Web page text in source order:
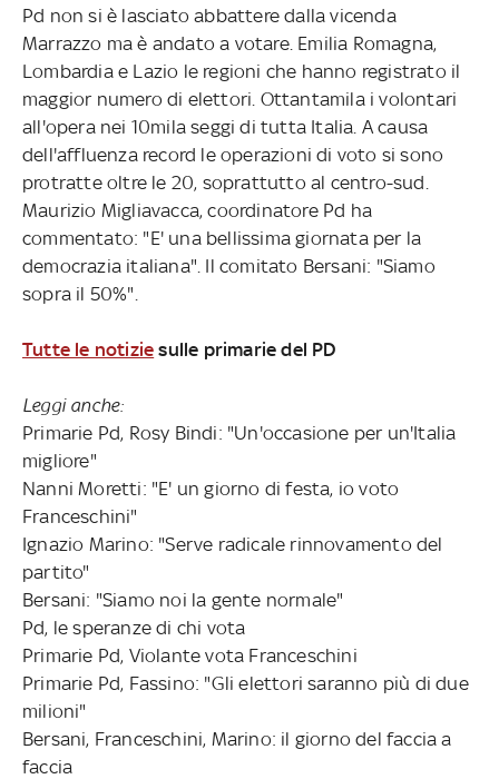
Pd non si è lasciato abbattere dalla vicenda
Marrazzo ma è andato a votare. Emilia Romagna,
Lombardia e Lazio le regioni che hanno registrato il
maggior numero di elettori. Ottantamila i volontari
all'opera nei 10mila seggi di tutta Italia. A causa
dell'affluenza record le operazioni di voto si sono
protratte oltre le 20, soprattutto al centro-sud.
Maurizio Migliavacca, coordinatore Pd ha
commentato: "E' una bellissima giornata per la
democrazia italiana". Il comitato Bersani: "Siamo
sopra il 50%".
Tutte le notizie sulle primarie del PD
Leggi anche:
Primarie Pd, Rosy Bindi: "Un'occasione per un'Italia
migliore"
Nanni Moretti: "E' un giorno di festa, io voto
Franceschini"
Ignazio Marino: "Serve radicale rinnovamento del
partito"
Bersani: "Siamo noi la gente normale"
Pd, le speranze di chi vota
Primarie Pd, Violante vota Franceschini
Primarie Pd, Fassino: "Gli elettori saranno più di due
milioni"
Bersani, Franceschini, Marino: il giorno del faccia a
faccia